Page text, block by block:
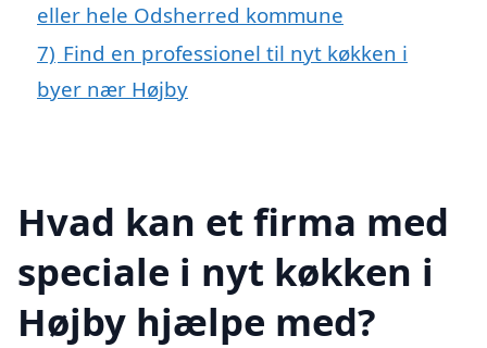
eller hele Odsherred kommune
7) Find en professionel til nyt køkken i
byer nær Højby
Hvad kan et firma med
speciale i nyt køkken i
Højby hjælpe med?